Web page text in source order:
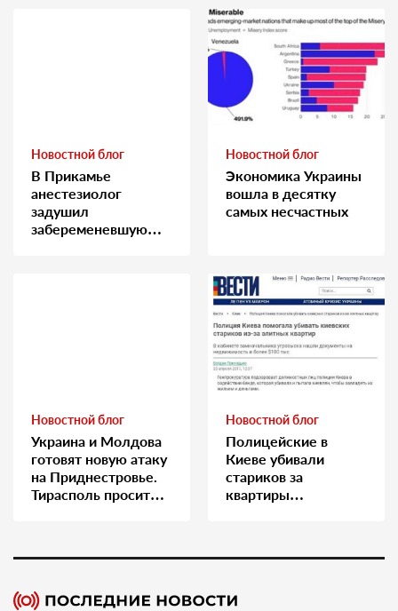
Новостной блог
В Прикамье
анестезиолог
задушил
забеременевшую
Новостной блог
Экономика Украины
вошла в десятку
самых несчастных
Новостной блог
Украина и Молдова
готовят новую атаку
на Приднестровье.
Тирасполь просит
Новостной блог
Полицейские в
Киеве убивали
стариков за
квартиры…